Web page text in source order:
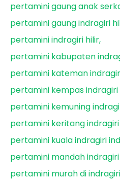
pertamini gaung anak
pertamini gaung indragiri
pertamini indragiri hilir
pertamini kabupaten
pertamini kateman
pertamini kempas indragiri
pertamini kemuning
pertamini keritang
pertamini kuala indragiri
pertamini mandah
pertamini murah di